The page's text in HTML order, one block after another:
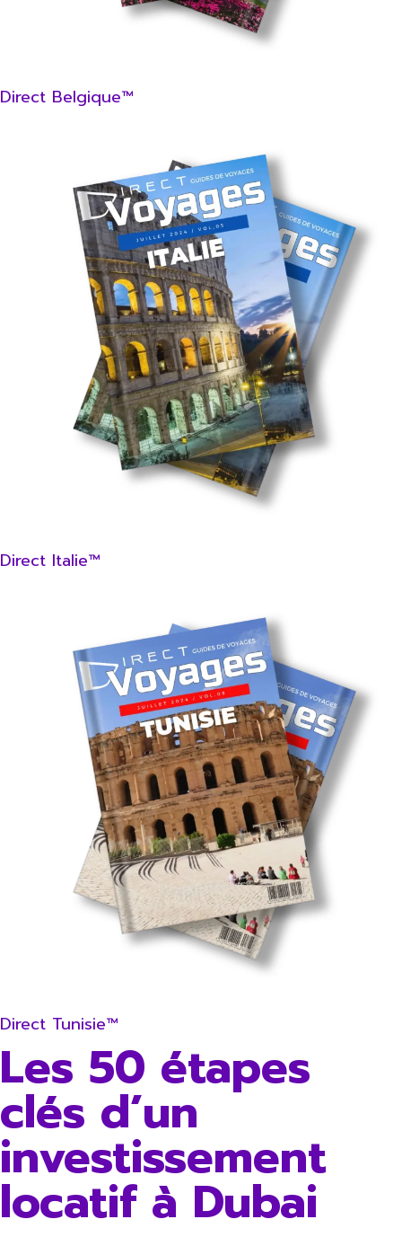
Direct Belgique™
Direct Italie™
Direct Tunisie™
Les 50 étapes
clés d’un
investissement
locatif à Dubai